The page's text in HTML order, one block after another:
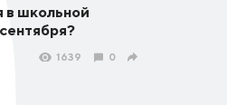
в школьной
1639 0